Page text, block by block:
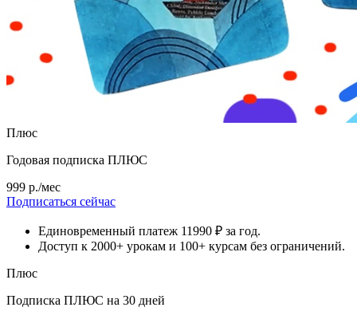
Плюс
Годовая подписка ПЛЮС
999 р./мес
Подписаться сейчас
Единовременный платеж 11990 ₽ за год.
Доступ к 2000+ урокам и 100+ курсам без ограничений.
Плюс
Подписка ПЛЮС на 30 дней